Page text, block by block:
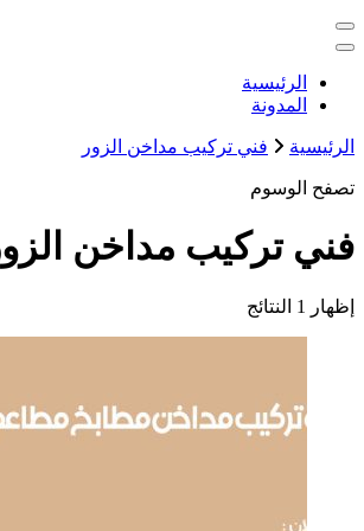
التجاوز
إلى
الكويت
خدمات منزلية بالكويت شراء بيع فك نقل
الرئيسية
المدونة
الرئيسية فني تركيب مداخن الزور
تصفح الوسوم
فني تركيب مداخن
إظهار 1 النتائج